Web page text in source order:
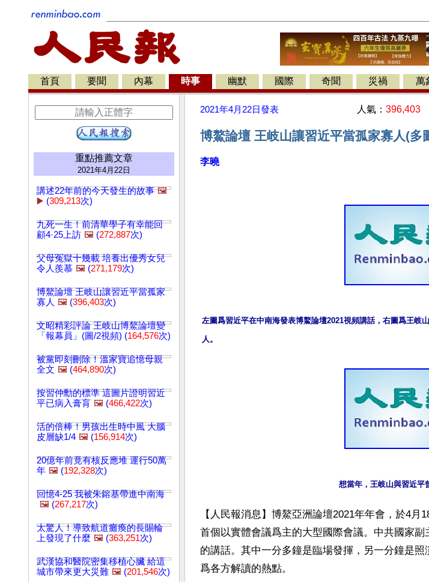
首頁 要聞 內幕 時事 幽默 國際 奇聞 災禍 萬
重點推薦文章
2021年4月22日
講述22年前的今天發生的故事 🖼️
▶️ (309,213次)
九死一生！前清華學子有幸能回
顧4·25上訪 🖼️ (272,887次)
父母冤獄十幾載 培養出優秀女兒
令人羨慕 🖼️ (271,179次)
博鰲論壇 王岐山讓習近平當孤家
寡人 🖼️ (396,403次)
文昭精彩評論 王岐山博鰲論壇變
「報幕員」(圖/2視頻) (164,576次)
被黨即刻刪除！溫家寶追憶母親
全文 🖼️ (464,890次)
按習仲勳的標準 這圖片證明習近
平已病入膏肓 🖼️ (466,422次)
活的倍棒！男孩出生時中風 大腦
皮層缺1/4 🖼️ (156,914次)
20億年前竟有核反應堆 運行50萬
年 🖼️ (192,328次)
回憶4-25 我被朱鎔基帶進中南海
🖼️ (267,217次)
太驚人！導致航道癱瘓的長賜輪
上發現了什麼 🖼️ (363,251次)
武漢協和醫院密集移植心臟 給這
城市帶來更大災難 🖼️ (201,546次)
2021年4月22日發表 人氣： 396,403
博鰲論壇 王岐山讓習近平當孤家寡人(多
李曉
左圖爲習近平在中南海發表博鰲論壇2021視頻講話，右圖爲王岐
人。
想當年，王岐山與習近平
【人民報消息】博鰲亞洲論壇2021年年會，於4
首個以實體會議爲主的大型國際會議。中共國家
的講話。其中一分多鐘是臨場發揮，另一分鐘是
爲各方解讀的熱點。